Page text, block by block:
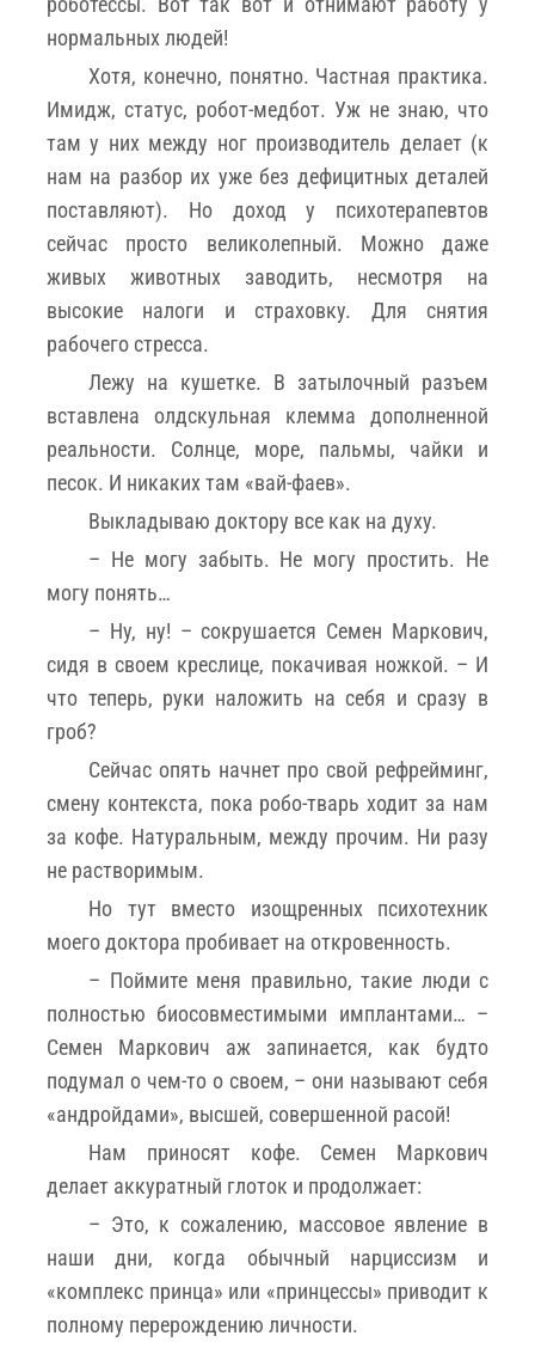
нормальных людей!
Хотя, конечно, понятно. Частная практика.
Имидж, статус, робот-медбот. Уж не знаю, что
там у них между ног производитель делает (к
нам на разбор их уже без дефицитных деталей
поставляют). Но доход у психотерапевтов
сейчас просто великолепный. Можно даже
живых животных заводить, несмотря на
высокие налоги и страховку. Для снятия
рабочего стресса.
Лежу на кушетке. В затылочный разъем
вставлена олдскульная клемма дополненной
реальности. Солнце, море, пальмы, чайки и
песок. И никаких там «вай-фаев».
Выкладываю доктору все как на духу.
– Не могу забыть. Не могу простить. Не
могу понять…
– Ну, ну! – сокрушается Семен Маркович,
сидя в своем креслице, покачивая ножкой. – И
что теперь, руки наложить на себя и сразу в
гроб?
Сейчас опять начнет про свой рефрейминг,
смену контекста, пока робо-тварь ходит за нам
за кофе. Натуральным, между прочим. Ни разу
не растворимым.
Но тут вместо изощренных психотехник
моего доктора пробивает на откровенность.
– Поймите меня правильно, такие люди с
полностью биосовместимыми имплантами… –
Семен Маркович аж запинается, как будто
подумал о чем-то о своем, – они называют себя
«андройдами», высшей, совершенной расой!
Нам приносят кофе. Семен Маркович
делает аккуратный глоток и продолжает:
– Это, к сожалению, массовое явление в
наши дни, когда обычный нарциссизм и
«комплекс принца» или «принцессы» приводит к
полному перерождению личности.